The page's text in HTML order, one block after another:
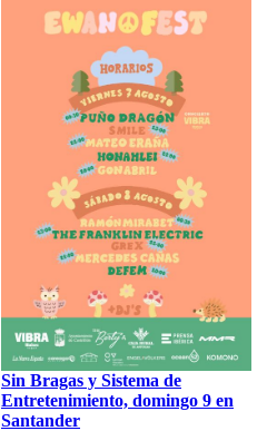
Sin Bragas y Sistema de
Entretenimiento, domingo 9 en
Santander